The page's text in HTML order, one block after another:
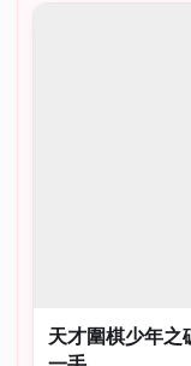
天才圍棋少年之